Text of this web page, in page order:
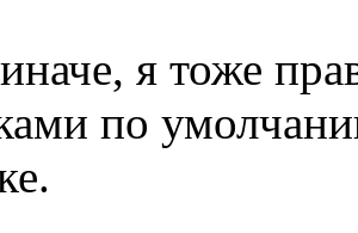
я тоже
по